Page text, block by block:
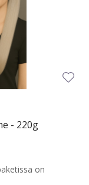
- 220g
on